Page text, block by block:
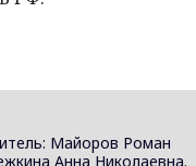
Майоров Роман
Анна Николаевна.